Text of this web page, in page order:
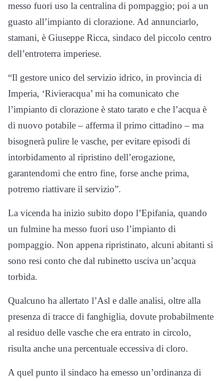
messo fuori uso la centralina di pompaggio; poi a un
guasto all’impianto di clorazione. Ad annunciarlo,
stamani, è Giuseppe Ricca, sindaco del piccolo centro
dell’entroterra imperiese.
“Il gestore unico del servizio idrico, in provincia di
Imperia, ‘Rivieracqua’ mi ha comunicato che
l’impianto di clorazione è stato tarato e che l’acqua è
di nuovo potabile – afferma il primo cittadino – ma
bisognerà pulire le vasche, per evitare episodi di
intorbidamento al ripristino dell’erogazione,
garantendomi che entro fine, forse anche prima,
potremo riattivare il servizio”.
La vicenda ha inizio subito dopo l’Epifania, quando
un fulmine ha messo fuori uso l’impianto di
pompaggio. Non appena ripristinato, alcuni abitanti si
sono resi conto che dal rubinetto usciva un’acqua
torbida.
Qualcuno ha allertato l’Asl e dalle analisi, oltre alla
presenza di tracce di fanghiglia, dovute probabilmente
al residuo delle vasche che era entrato in circolo,
risulta anche una percentuale eccessiva di cloro.
A quel punto il sindaco ha emesso un’ordinanza di